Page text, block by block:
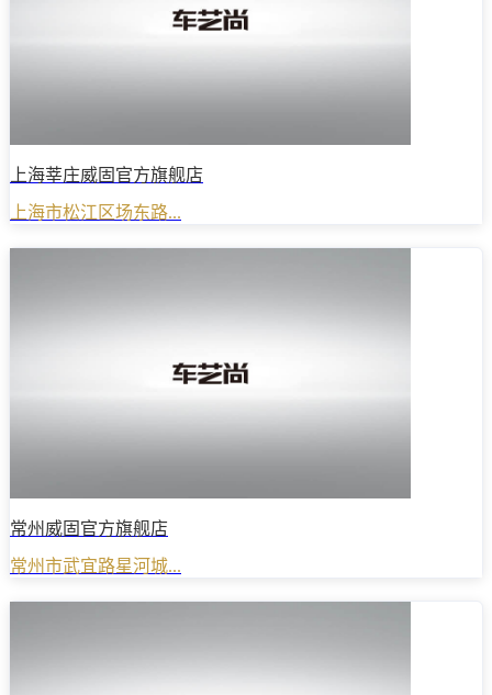
上海莘庄威固官方旗舰店
上海市松江区场东路...
常州威固官方旗舰店
常州市武宜路星河城...